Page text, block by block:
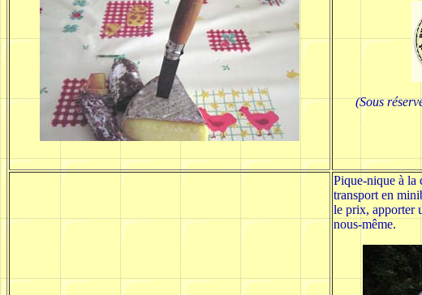
(Sous
Pique-nique à la
transport en
le prix, apporter
nous-même.